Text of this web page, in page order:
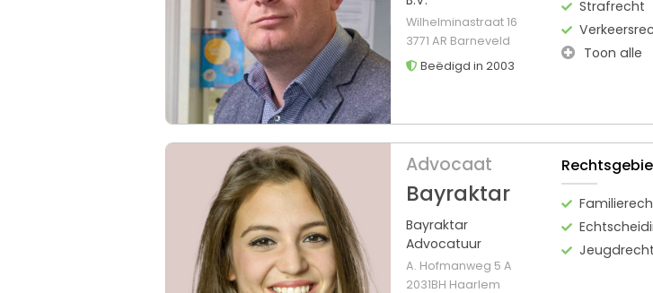
Wilhelminastraat 16
3771 AR Barneveld
Beëdigd in 2003
Strafrecht
Toon alle
Advocaat
Bayraktar
Bayraktar
Advocatuur
A. Hofmanweg 5 A
2031BH Haarlem
Jeugdrecht